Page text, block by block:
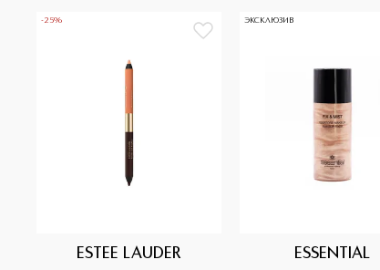
-25%
ESTEE LAUDER
ЭКСКЛЮЗИВ
ESSENTIAL